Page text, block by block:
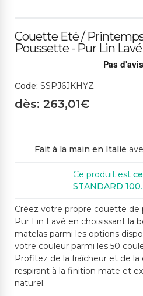
762CH GRIS CLAIR
5179SP VERT LICHEN 5168SP BLEU PAON
Couette Eté /
Poussette - Pur Lin Lavé
Code: SSPJ6JKHYZ
dès: 263,01€
Fait à la main en Italie
Ce produit est
STANDARD 100.
Créez votre propre couette
Pur Lin Lavé en choisissant la
matelas parmi les options
votre couleur parmi les 50
Profitez de la fraîcheur et de
respirant à la finition mate et
naturel.